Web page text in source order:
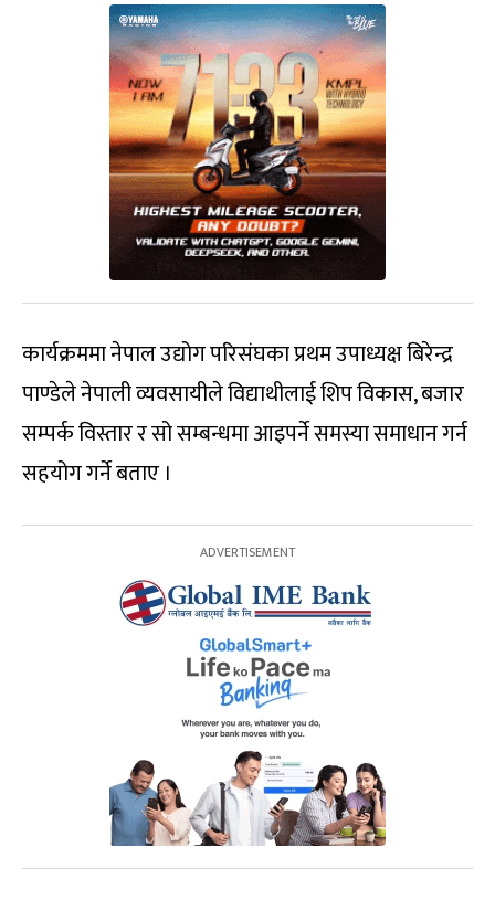
कार्यक्रममा नेपाल उद्योग परिसंघका प्रथम उपाध्यक्ष बिरेन्द्र
पाण्डेले नेपाली व्यवसायीले विद्याथीलाई शिप विकास, बजार
सम्पर्क विस्तार र सो सम्बन्धमा आइपर्ने समस्या समाधान गर्न
सहयोग गर्ने बताए ।